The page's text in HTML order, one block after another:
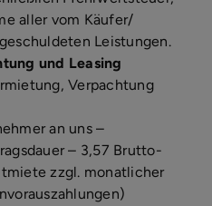
aller vom Käufer/
Leistungen.
und Leasing
Verpachtung
an uns –
– 3,57 Brutto-
zzgl. monatlicher